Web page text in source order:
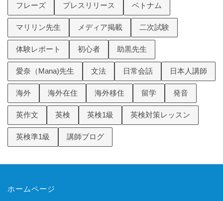
フレーズ プレスリリース ベトナム
マリリン先生 メディア掲載 二次試験
体験レポート 初心者 助黒先生
愛奈（Mana)先生 文法 日常会話 日本人講師
海外 海外在住 海外移住 留学 発音
英作文 英検 英検1級 英検対策レッスン
英検準1級 講師ブログ
ホームページ